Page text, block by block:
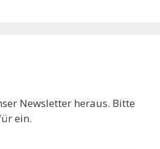
Newsletter heraus. Bitte
ein.